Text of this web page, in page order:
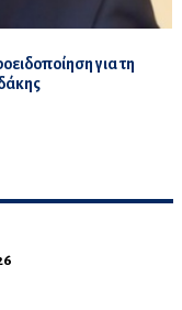
για τη